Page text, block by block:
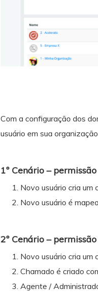
Com a configuração dos
usuário em sua
1º Cenário –
Novo usuário cria um
Novo usuário é
2º Cenário –
Novo usuário cria um
Chamado é criado
Agente /